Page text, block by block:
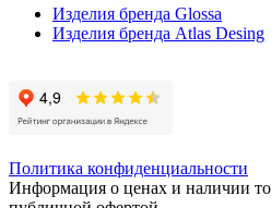
Изделия бренда Glossa
Изделия бренда Atlas Desing
Политика конфиденциальности
Информация о ценах и наличии